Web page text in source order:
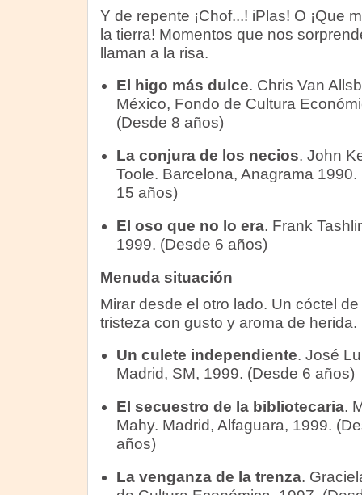
Y de repente ¡Chof...! iPlas! O ¡Que
la tierra! Momentos que nos
llaman a la risa.
El higo más dulce. Chris Van
México, Fondo de Cultura
(Desde 8 años)
La conjura de los necios. John
Toole. Barcelona, Anagrama 1990.
15 años)
El oso que no lo era. Frank
1999. (Desde 6 años)
Menuda situación
Mirar desde el otro lado. Un cóctel de
tristeza con gusto y aroma de herida.
Un culete independiente. José
Madrid, SM, 1999. (Desde 6 años)
El secuestro de la bibliotecaria.
Mahy. Madrid, Alfaguara, 1999.
años)
La venganza de la trenza.